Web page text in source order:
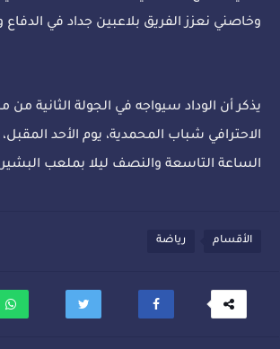
وخاصني نعزز الفريق بلاعبين جداد في
يذكر أن الوداد سيواجه في الجولة الثانية
الاحترافي شباب المحمدية، يوم الأحد
الساعة التاسعة والنصف ليلا بملعب
الأقسام رياضة